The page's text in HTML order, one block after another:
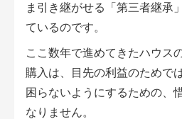
ま引き継がせる「第三者継承
ているのです。
ここ数年で進めてきたハウス
購入は、目先の利益のためで
困らないようにするための、
なりません。